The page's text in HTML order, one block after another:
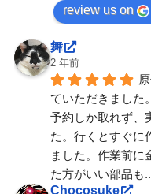
review us on
舞
2 年前
ていただきました
予約しか取れず、
た。行くとすぐに
ました。作業前に
た方がいい部品も
Chocosuke